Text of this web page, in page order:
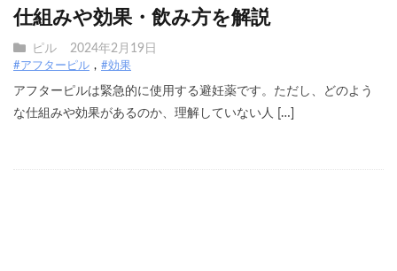
仕組みや効果・飲み方を解説
ピル 2024年2月19日
#アフターピル #効果
アフターピルは緊急的に使用する避妊薬です。ただし、どのよう
な仕組みや効果があるのか、理解していない人 […]